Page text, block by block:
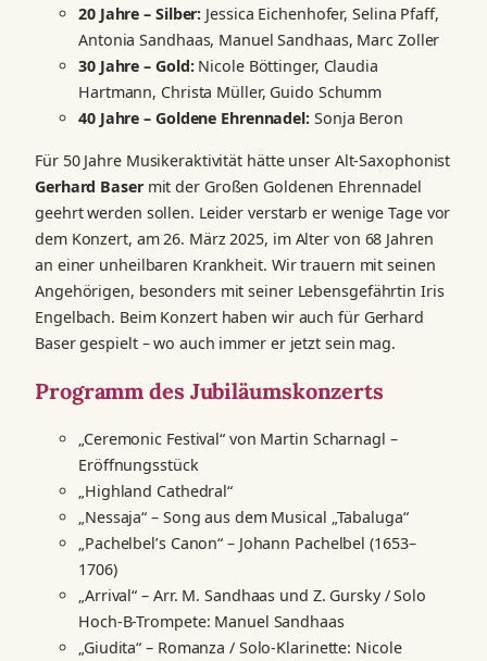
20 Jahre – Silber: Jessica Eichenhofer, Selina Pfaff,
Antonia Sandhaas, Manuel Sandhaas, Marc Zoller
30 Jahre – Gold:Nicole Böttinger, Claudia
Hartmann, Christa Müller, Guido Schumm
40 Jahre – Goldene Ehrennadel: Sonja Beron
Für 50 Jahre Musikeraktivität hätte unser Alt-Saxophonist
Gerhard Basermit der Großen Goldenen Ehrennadel
geehrt werden sollen. Leider verstarb er wenige Tage vor
dem Konzert, am 26. März 2025, im Alter von 68 Jahren
an einer unheilbaren Krankheit. Wir trauern mit seinen
Angehörigen, besonders mit seiner Lebensgefährtin Iris
Engelbach. Beim Konzert haben wir auch für Gerhard
Baser gespielt – wo auch immer er jetzt sein mag.
Programm des Jubiläumskonzerts
„Ceremonic Festival“ von Martin Scharnagl –
Eröffnungsstück
„Highland Cathedral“
„Nessaja“ – Song aus dem Musical „Tabaluga“
„Pachelbel’s Canon“ – Johann Pachelbel (1653–
1706)
„Arrival“ – Arr. M. Sandhaas und Z. Gursky / Solo
Hoch-B-Trompete: Manuel Sandhaas
„Giudita“ – Romanza / Solo-Klarinette: Nicole